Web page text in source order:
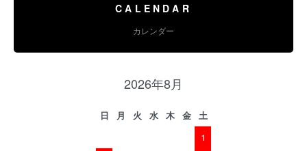
CALENDAR
カレンダー
2026年8月
日 月 火 水 木 金
土
1